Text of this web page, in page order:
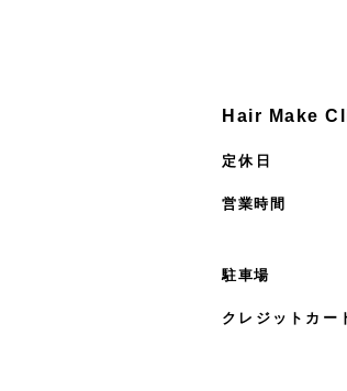
Hair Make
定休日
営業時間
駐車場
クレジットカー